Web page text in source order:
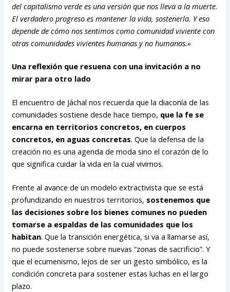
del capitalismo verde es una versión que nos lleva a la muerte.
El verdadero progreso es mantener la vida, sostenerla. Y eso
depende de cómo nos sentimos como comunidad viviente con
otras comunidades vivientes humanas y no humanas.»
Una reflexión que resuena con una invitación a no
mirar para otro lado
El encuentro de Jáchal nos recuerda que la diaconía de las
comunidades sostiene desde hace tiempo, que la fe se
encarna en territorios concretos, en cuerpos
concretos, en aguas concretas. Que la defensa de la
creación no es una agenda de moda sino el corazón de lo
que significa cuidar la vida en la cual vivimos.
Frente al avance de un modelo extractivista que se está
profundizando en nuestros territorios, sostenemos que
las decisiones sobre los bienes comunes no pueden
tomarse a espaldas de las comunidades que los
habitan. Que la transición energética, si va a llamarse así,
no puede sostenerse sobre nuevas “zonas de sacrificio”. Y
que el ecumenismo, lejos de ser un gesto simbólico, es la
condición concreta para sostener estas luchas en el largo
plazo.